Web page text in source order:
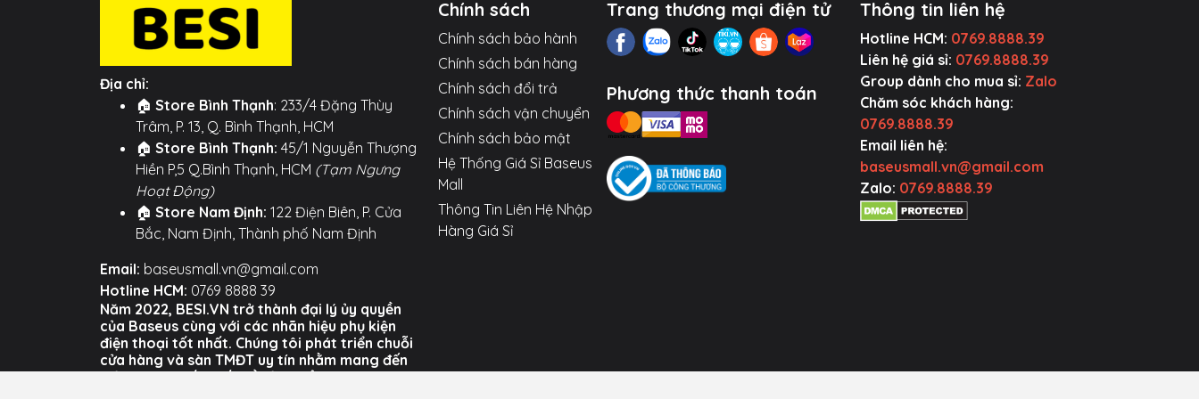
Địa chỉ:
🏠 Store Bình Thạnh: 233/4 Đặng Thùy
Trâm, P. 13, Q. Bình Thạnh, HCM
🏠 Store Bình Thạnh: 45/1 Nguyễn Thượng
Hiền P,5 Q.Bình Thạnh, HCM (Tạm Ngưng
Hoạt Động)
🏠 Store Nam Định: 122 Điện Biên, P. Cửa
Bắc, Nam Định, Thành phố Nam Định
Email: baseusmall.vn@gmail.com
Hotline HCM: 0769 8888 39
Năm 2022, BESI.VN trở thành đại lý ủy quyền
của Baseus cùng với các nhãn hiệu phụ kiện
điện thoại tốt nhất. Chúng tôi phát triển chuỗi
cửa hàng và sàn TMĐT uy tín nhằm mang đến
trải nghiệm tốt nhất về sản phẩm và dịch vụ
Chính sách
Chính sách bảo hành
Chính sách bán hàng
Chính sách đổi trả
Chính sách vận chuyển
Chính sách bảo mật
Hệ Thống Giá Sỉ Baseus
Mall
Thông Tin Liên Hệ Nhập
Hàng Giá Sỉ
Trang thương mại điện tử
Phương thức thanh toán
Thông tin liên hệ
Hotline HCM: 0769.8888.39
Liên hệ giá sỉ: 0769.8888.39
Group dành cho mua sỉ: Zalo
Chăm sóc khách hàng:
0769.8888.39
Email liên hệ:
baseusmall.vn@gmail.com
Zalo: 0769.8888.39